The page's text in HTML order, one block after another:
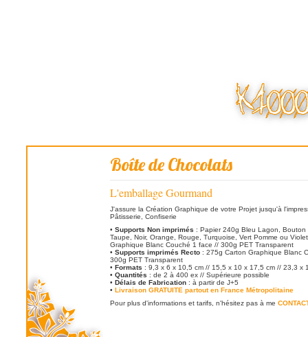
Boîte de Chocolats
L'emballage Gourmand
J'assure la Création Graphique de votre Projet jusqu'à
Pâtisserie, Confiserie
• Supports Non imprimés : Papier 240g Bleu Lagon, Bouton
Taupe, Noir, Orange, Rouge, Turquoise, Vert Pomme ou
Graphique Blanc Couché 1 face // 300g PET Transparent
• Supports imprimés Recto : 275g Carton Graphique Blanc
300g PET Transparent
• Formats : 9,3 x 6 x 10,5 cm // 15,5 x 10 x 17,5 cm // 23,3 x
• Quantités : de 2 à 400 ex // Supérieure possible
• Délais de Fabrication : à partir de J+5
• Livraison GRATUITE partout en France Métropolitaine
Pour plus d'informations et tarifs, n'hésitez pas à me